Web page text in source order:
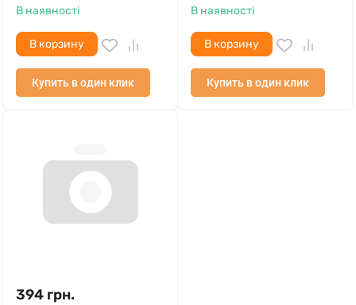
В наявності
В корзину
Купить в один клик
В наявності
В корзину
Купить в один клик
394 грн.